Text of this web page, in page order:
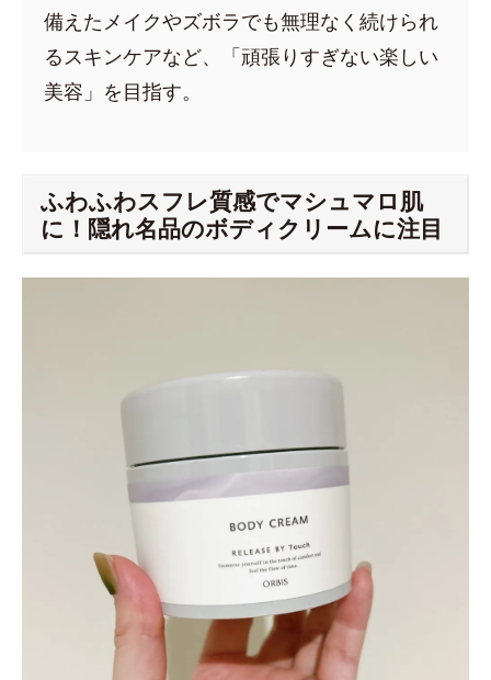
備えたメイクやズボラでも無理なく続けられ
るスキンケアなど、「頑張りすぎない楽しい
美容」を目指す。
ふわふわスフレ質感でマシュマロ肌
に！隠れ名品のボディクリームに注目